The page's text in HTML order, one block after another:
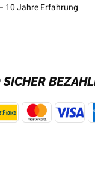
10 Jahre Erfahrung